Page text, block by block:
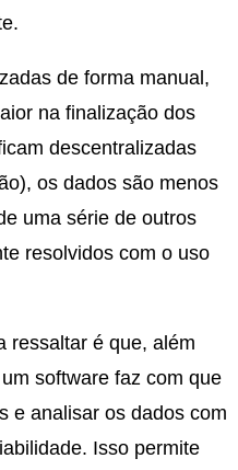
de forma manual,
na finalização dos
descentralizadas
os dados são menos
uma série de outros
resolvidos com o uso
ressaltar é que, além
software faz com que
e analisar os dados com
Isso permite